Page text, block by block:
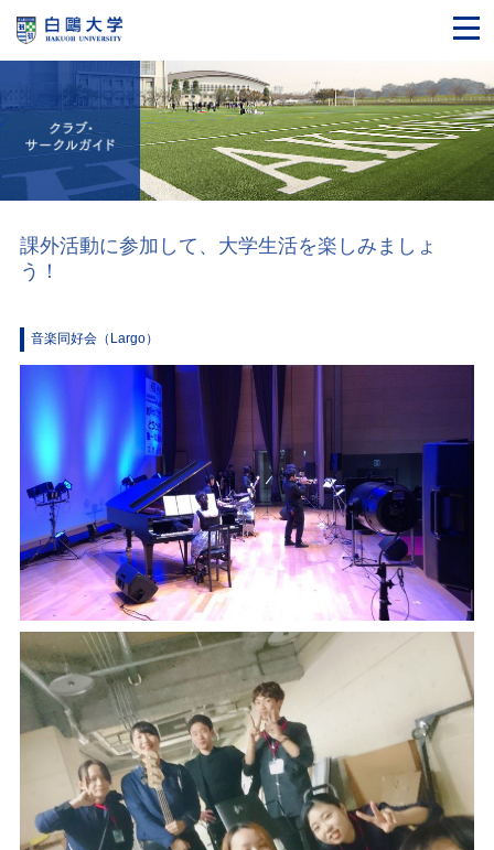
課外活動に参加して、大学生活を楽しみましょ
う！
音楽同好会（Largo）